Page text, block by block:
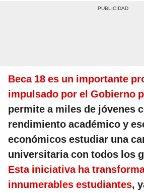
Beca 18 es un importante
impulsado por el Gobierno
permite a miles de jóvenes
rendimiento académico y
económicos estudiar una
universitaria con todos los
Esta iniciativa ha
innumerables estudiantes,